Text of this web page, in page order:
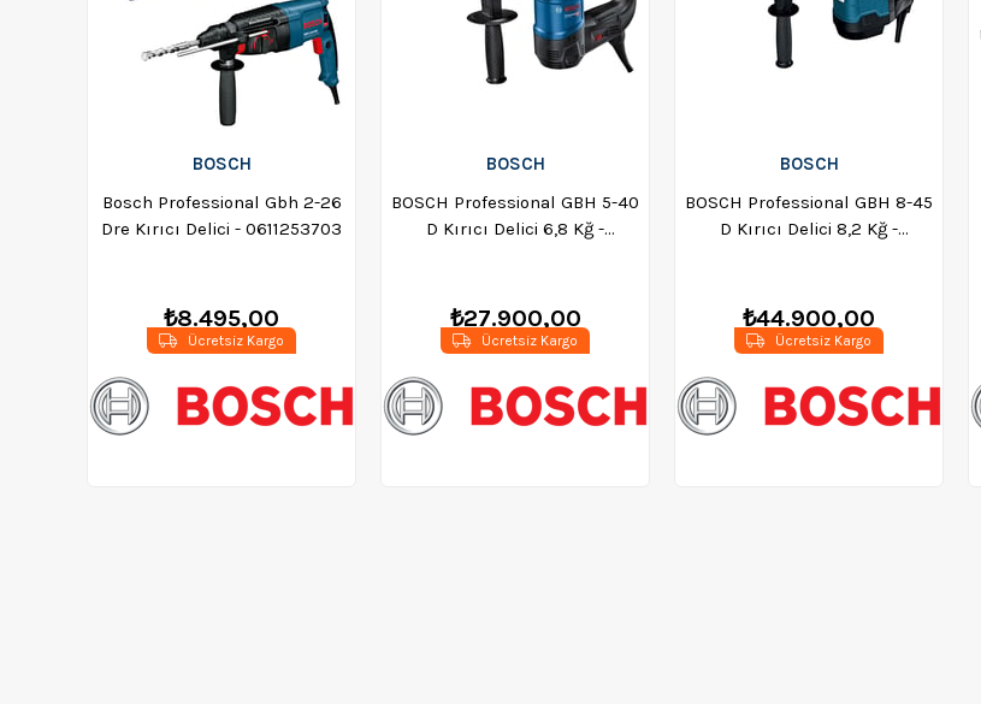
BOSCH
Bosch Professional Gbh 2-26
Dre Kırıcı Delici - 0611253703
₺8.495,00
Ücretsiz Kargo
BOSCH
BOSCH Professional GBH 5-40
D Kırıcı Delici 6,8 Kğ -
₺27.900,00
Ücretsiz Kargo
BOSCH
BOSCH Professional GBH 8-45
D Kırıcı Delici 8,2 Kğ -
₺44.900,00
Ücretsiz Kargo